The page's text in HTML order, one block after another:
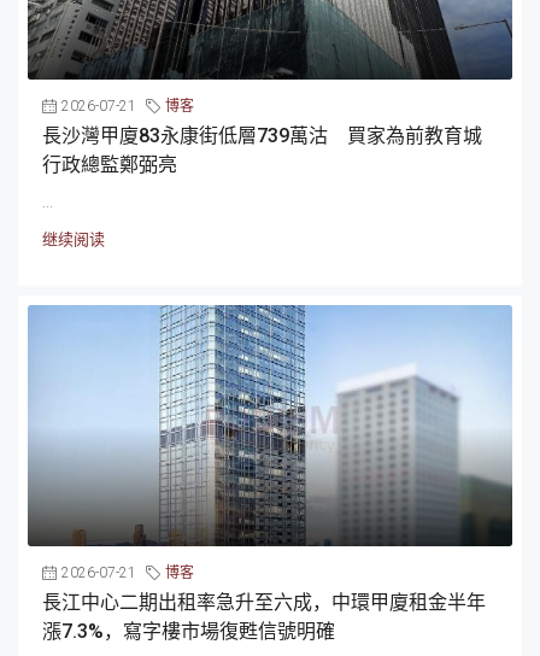
2026-07-21 博客
長沙灣甲廈83永康街低層739萬沽 買家為前教育城
行政總監鄭弼亮
继续阅读
2026-07-21 博客
長江中心二期出租率急升至六成，中環甲廈租金半年
漲7.3%，寫字樓市場復甦信號明確